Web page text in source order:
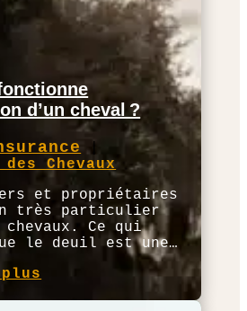
d’un cheval ?
Chevaux
et propriétaires
très particulier
Ce qui
le deuil est une…